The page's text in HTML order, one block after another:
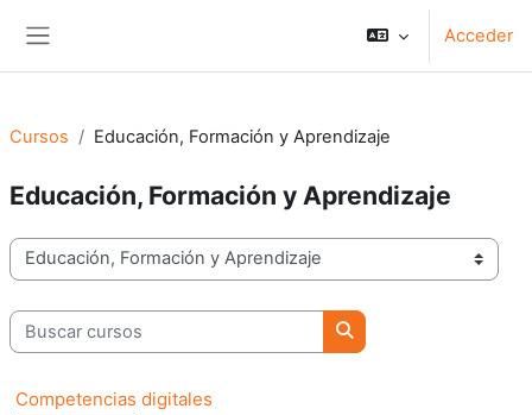
Acceder
Cursos Educación, Formación y Aprendizaje
Educación, Formación y Aprendizaje
Categorías
Buscar cursos
Buscar cursos
Competencias digitales